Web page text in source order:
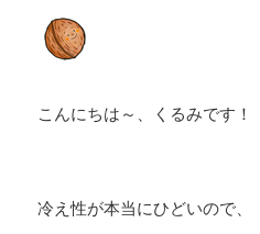
こんにちは～、くるみです！
冷え性が本当にひどいので、